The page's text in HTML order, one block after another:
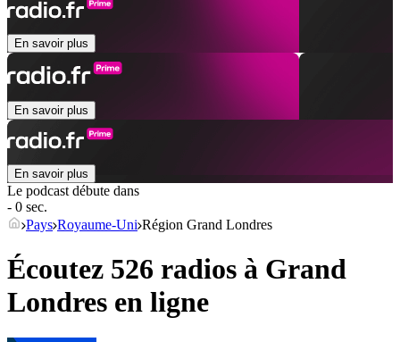
En savoir plus
En savoir plus
En savoir plus
Le podcast débute dans
- 0 sec.
Pays Royaume-Uni Région Grand Londres
Écoutez 526 radios à Grand
Londres en ligne